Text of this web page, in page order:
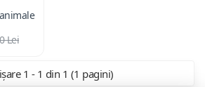
Lei
1 - 1 din 1 (1 pagini)